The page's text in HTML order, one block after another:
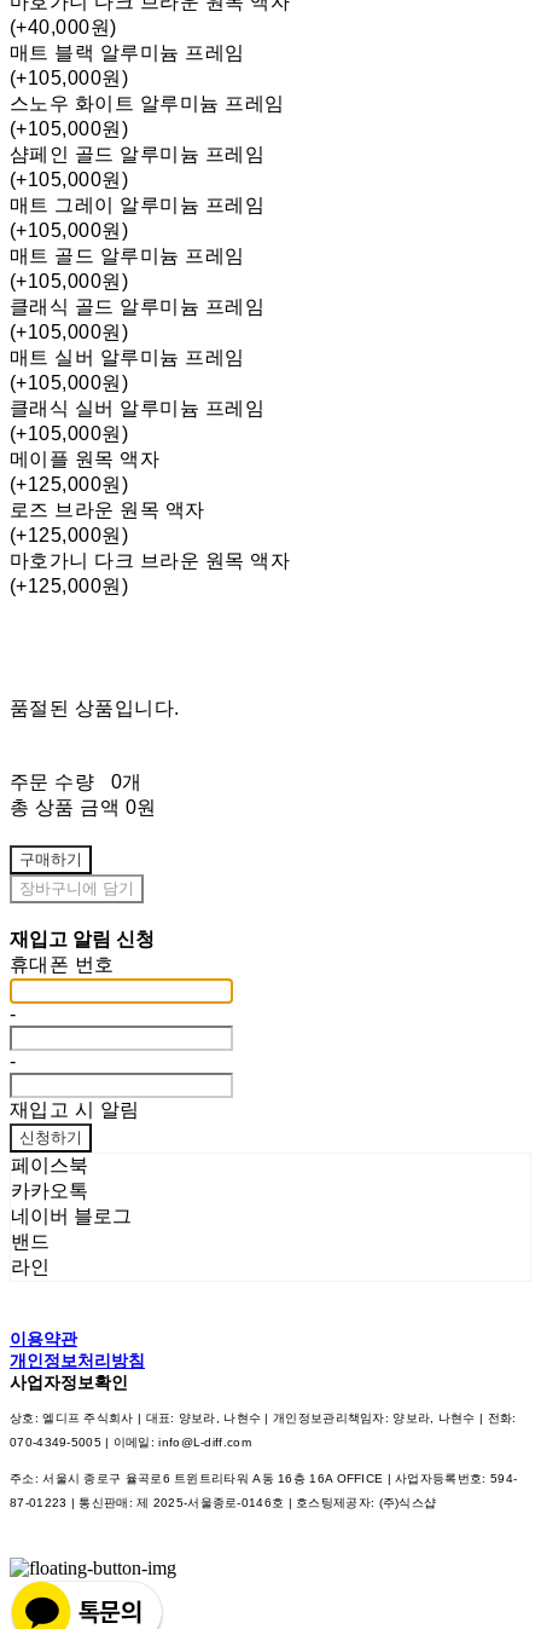
(+40,000원)
매트 블랙 알루미늄 프레임
(+105,000원)
스노우 화이트 알루미늄 프레임
(+105,000원)
샴페인 골드 알루미늄 프레임
(+105,000원)
매트 그레이 알루미늄 프레임
(+105,000원)
매트 골드 알루미늄 프레임
(+105,000원)
클래식 골드 알루미늄 프레임
(+105,000원)
매트 실버 알루미늄 프레임
(+105,000원)
클래식 실버 알루미늄 프레임
(+105,000원)
메이플 원목 액자
(+125,000원)
로즈 브라운 원목 액자
(+125,000원)
마호가니 다크 브라운 원목 액자
(+125,000원)
품절된 상품입니다.
주문 수량
0개
총 상품 금액 0원
구매하기
장바구니에 담기
재입고 알림 신청
휴대폰 번호
-
-
재입고 시 알림
신청하기
페이스북
카카오톡
네이버 블로그
밴드
라인
이용약관
개인정보처리방침
사업자정보확인
상호: 엘디프 주식회사 | 대표: 양보라, 나현수 | 개인정보관리책임자: 양보라, 나현수 | 전화:
070-4349-5005 | 이메일: info@L-diff.com
주소: 서울시 종로구 율곡로6 트윈트리타워 A동 16층 16A OFFICE | 사업자등록번호: 594-
87-01223 | 통신판매:제 2025-서울종로-0146호 | 호스팅제공자: (주)식스샵